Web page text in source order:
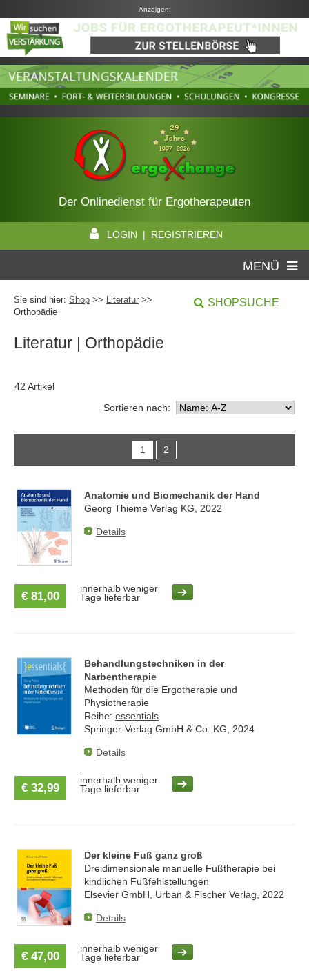
Anzeigen:
Der Onlinedienst für Ergotherapeuten
LOGIN | REGISTRIEREN
MENÜ
Sie sind hier: Shop >> Literatur >>
Orthopädie
SHOPSUCHE
Literatur | Orthopädie
42 Artikel
Sortieren nach:
1 2
Anatomie und Biomechanik der Hand
Georg Thieme Verlag KG, 2022
Details
€ 81,00
innerhalb weniger
Tage lieferbar
Behandlungstechniken in der
Narbentherapie
Methoden für die Ergotherapie und
Physiotherapie
Reihe: essentials
Springer-Verlag GmbH & Co. KG, 2024
Details
€ 32,99
innerhalb weniger
Tage lieferbar
Der kleine Fuß ganz groß
Dreidimensionale manuelle Fußtherapie bei
kindlichen Fußfehlstellungen
Elsevier GmbH, Urban & Fischer Verlag, 2022
Details
€ 47,00
innerhalb weniger
Tage lieferbar